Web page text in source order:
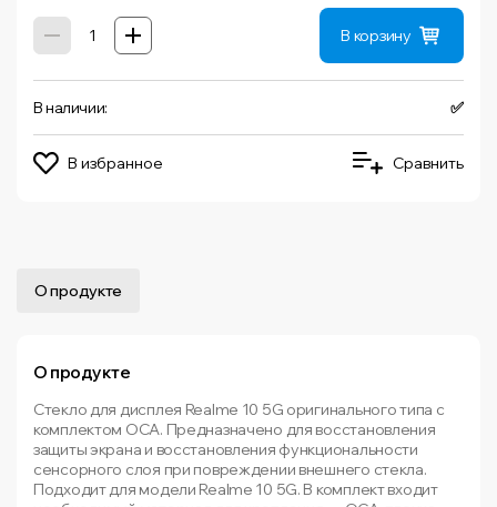
В корзину
В наличии: ✅
В избранное Сравнить
О продукте
О продукте
Стекло для дисплея Realme 10 5G оригинального типа с
комплектом OCA. Предназначено для восстановления
защиты экрана и восстановления функциональности
сенсорного слоя при повреждении внешнего стекла.
Подходит для модели Realme 10 5G. В комплект входит